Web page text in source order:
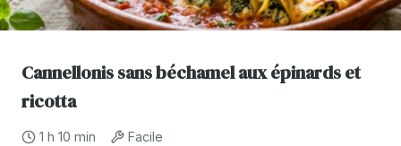
Cannellonis sans béchamel aux épinards et
ricotta
1 h 10 min Facile